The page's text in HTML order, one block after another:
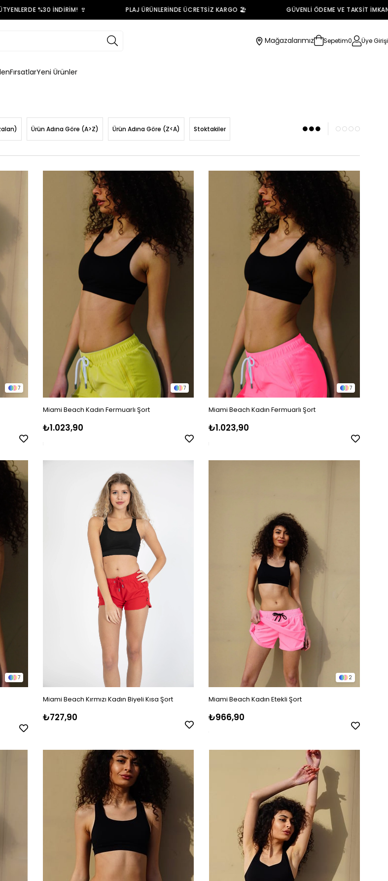
%30 İNDİRİM! 👙 PLAJ ÜRÜNLERİNDE ÜCRETSİZ KARGO 🏖️ GÜVENLİ ÖDEME VE TAKSİT İMKANI 💳
Mağazalarımız Sepetim0 Üye Girişi
FırsatlarYeni Ürünler
Ürün Adına Göre (A>Z) Ürün Adına Göre (Z<A) Stoktakiler
7 7
Miami Beach Kadın Fermuarlı Şort
₺1.023,90
7
Miami Beach Kadın Fermuarlı Şort
₺1.023,90
7
Miami Beach Kırmızı Kadın Biyeli Kısa Şort
₺727,90
2
Miami Beach Kadın Etekli Şort
₺966,90